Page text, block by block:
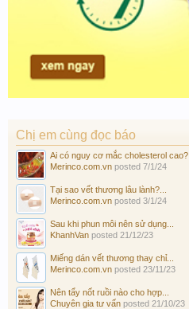
Chị em cùng đọc báo
Ai có nguy cơ mắc cholesterol cao?
Merinco.com.vn posted 7/1/24
Tại sao vết thương lâu lành?...
Merinco.com.vn posted 3/1/24
Sau khi phun môi nên sử dụng...
KhanhVan posted 21/12/23
Miếng dán vết thương thay chỉ...
Merinco.com.vn posted 23/11/23
Nên tẩy nốt ruồi nào cho hợp...
Chuyên gia tư vấn posted 21/10/23